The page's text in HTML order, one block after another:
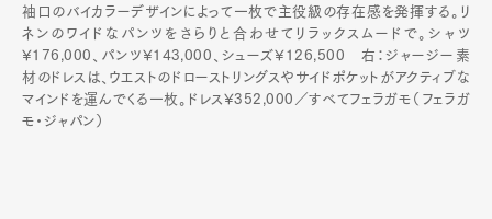
袖口のバイカラーデザインによって一枚で主役級の存在感を発揮する。リ
ネンのワイドなパンツをさらりと合わせてリラックスムードで。シャツ
¥176,000、パンツ¥143,000、シューズ¥126,500 右：ジャージー素
材のドレスは、ウエストのドローストリングスやサイドポケットがアクティブな
マインドを運んでくる一枚。ドレス¥352,000／すべてフェラガモ（フェラガ
モ・ジャパン）